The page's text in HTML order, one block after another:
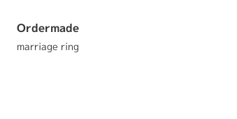
Ordermade
marriage ring